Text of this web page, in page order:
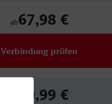
ab67,98 €
Verbindung prüfen
59,99 €